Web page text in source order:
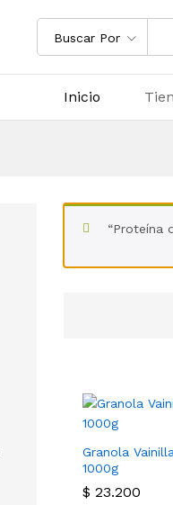
Buscar Por
Inicio
“Proteína
Granola
1000g
$ 23.200
$ 23.200